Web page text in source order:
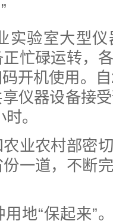
实验室大型
忙碌运转，
开机使用。
仪器设备接
。
业农村部密
一道，不断
地“保起来”